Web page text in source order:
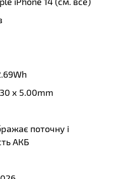
x 5.00mm
поточну і
АКБ